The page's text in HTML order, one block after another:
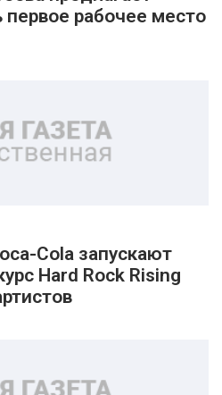
первое рабочее место
Cola запускают
Hard Rock Rising